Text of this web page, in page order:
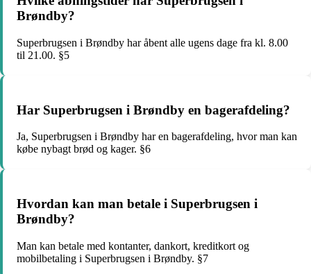
Brøndby?
Superbrugsen i Brøndby har åbent alle ugens dage fra kl. 8.00
til 21.00. §5
Har Superbrugsen i Brøndby en bagerafdeling?
Ja, Superbrugsen i Brøndby har en bagerafdeling, hvor man kan
købe nybagt brød og kager. §6
Hvordan kan man betale i Superbrugsen i
Brøndby?
Man kan betale med kontanter, dankort, kreditkort og
mobilbetaling i Superbrugsen i Brøndby. §7